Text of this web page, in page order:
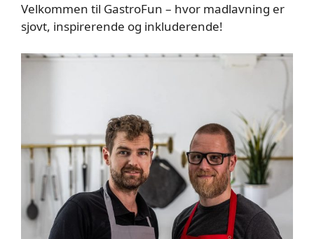
Velkommen til GastroFun – hvor madlavning er
sjovt, inspirerende og inkluderende!